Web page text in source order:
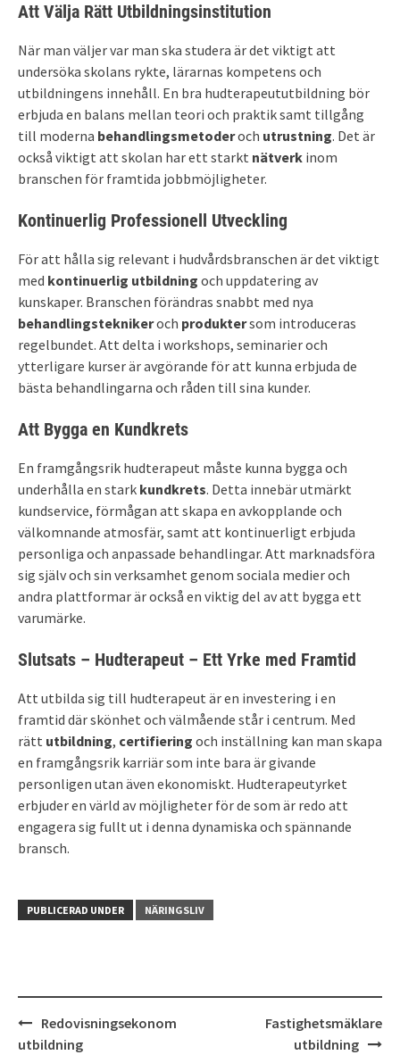
Att Välja Rätt Utbildningsinstitution
När man väljer var man ska studera är det viktigt att
undersöka skolans rykte, lärarnas kompetens och
utbildningens innehåll. En bra hudterapeututbildning bör
erbjuda en balans mellan teori och praktik samt tillgång
till moderna behandlingsmetoderoch utrustning. Det är
också viktigt att skolan har ett starkt nätverk inom
branschen för framtida jobbmöjligheter.
Kontinuerlig Professionell Utveckling
För att hålla sig relevant i hudvårdsbranschen är det viktigt
med kontinuerlig utbildning och uppdatering av
kunskaper. Branschen förändras snabbt med nya
behandlingsteknikeroch produktersom introduceras
regelbundet. Att delta i workshops, seminarier och
ytterligare kurser är avgörande för att kunna erbjuda de
bästa behandlingarna och råden till sina kunder.
Att Bygga en Kundkrets
En framgångsrik hudterapeut måste kunna bygga och
underhålla en stark kundkrets. Detta innebär utmärkt
kundservice, förmågan att skapa en avkopplande och
välkomnande atmosfär, samt att kontinuerligt erbjuda
personliga och anpassade behandlingar. Att marknadsföra
sig själv och sin verksamhet genom sociala medier och
andra plattformar är också en viktig del av att bygga ett
varumärke.
Slutsats – Hudterapeut – Ett Yrke med Framtid
Att utbilda sig till hudterapeut är en investering i en
framtid där skönhet och välmående står i centrum. Med
rätt utbildning, certifiering och inställning kan man skapa
en framgångsrik karriär som inte bara är givande
personligen utan även ekonomiskt. Hudterapeutyrket
erbjuder en värld av möjligheter för de som är redo att
engagera sig fullt ut i denna dynamiska och spännande
bransch.
PUBLICERAD UNDER NÄRINGSLIV
Inläggsnavigering
Redovisningsekonom
utbildning
Fastighetsmäklare
utbildning